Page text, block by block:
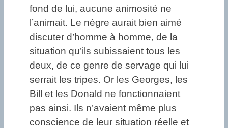
fond de lui, aucune animosité ne
l’animait. Le nègre aurait bien aimé
discuter d’homme à homme, de la
situation qu’ils subissaient tous les
deux, de ce genre de servage qui lui
serrait les tripes. Or les Georges, les
Bill et les Donald ne fonctionnaient
pas ainsi. Ils n’avaient même plus
conscience de leur situation réelle et